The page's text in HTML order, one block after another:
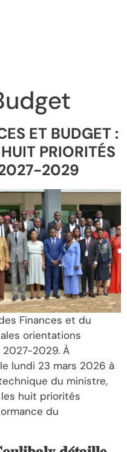
ET BUDGET :
PRIORITÉS
2027-2029
Finances et du
orientations
2029. À
lundi 23 mars 2026 à
du ministre,
huit priorités
du